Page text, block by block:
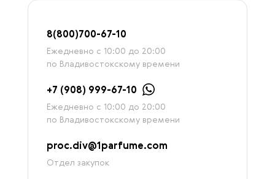
8(800)700-67-10
Ежедневно с 10:00 до 20:00
по Владивостокскому времени
+7 (908) 999-67-10
Ежедневно с 10:00 до 20:00
по Владивостокскому времени
proc.div@1parfume.com
Отдел закупок